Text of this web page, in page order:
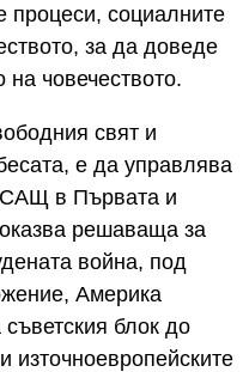
процеси, социалните
за да доведе
човечеството.
свят и
е да управлява
САЩ в Първата и
решаваща за
война, под
Америка
блок до
източноевропейските